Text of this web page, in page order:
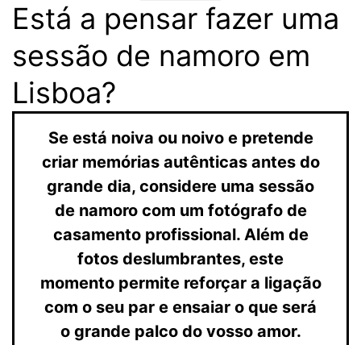
Está a pensar fazer uma
sessão de namoro em
Lisboa?
Se está noiva ou noivo e pretende
criar memórias autênticas antes do
grande dia, considere uma sessão
de namoro com um fotógrafo de
casamento profissional. Além de
fotos deslumbrantes, este
momento permite reforçar a ligação
com o seu par e ensaiar o que será
o grande palco do vosso amor.